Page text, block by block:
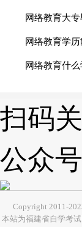
网络教育大
网络教育学
扫码
公众号
Copyright 2011-
本站为福建省自学考